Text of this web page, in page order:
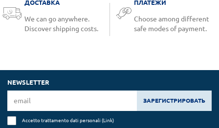
ДОСТАВКА
We can go anywhere.
Discover shipping costs.
ПЛАТЕЖИ
Choose among different
safe modes of payment.
NEWSLETTER
ЗАРЕГИСТРИРОВАТЬ
Accetto trattamento dati personali (Link)